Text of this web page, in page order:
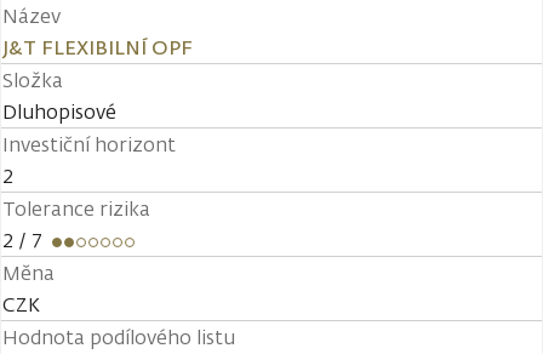
Název
J&T FLEXIBILNÍ OPF
Složka
Dluhopisové
Investiční horizont
2
Tolerance rizika
2 / 7
Měna
CZK
Hodnota podílového listu